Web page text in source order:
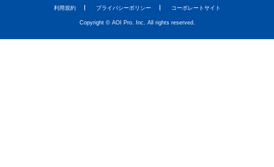
利用規約 プライバシーポリシー コーポレートサイト
Copyright © AOI Pro. Inc. All rights reserved.